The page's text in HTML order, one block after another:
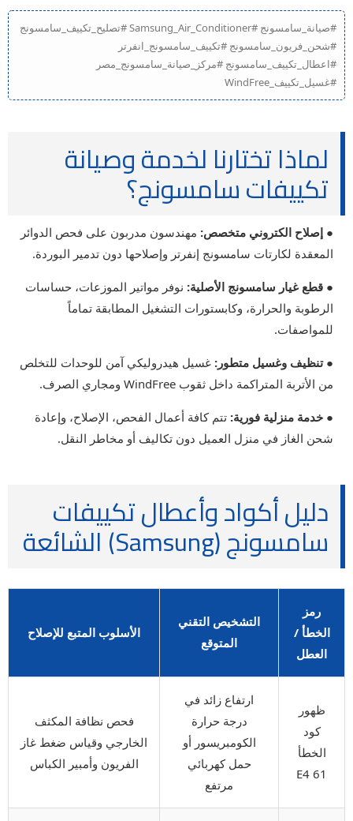
#صيانة_سامسونج #Samsung_Air_Conditioner #تصليح_تكييف_سامسونج
#شحن_فريون_سامسونج #تكييف_سامسونج_انفرتر
#اعطال_تكييف_سامسونج #مركز_صيانة_سامسونج_مصر
#غسيل_تكييف_WindFree
لماذا تختارنا لخدمة وصيانة
تكييفات سامسونج؟
● إصلاح الكتروني متخصص: مهندسون مدربون على فحص الدوائر
المعقدة لكارتات سامسونج إنفرتر وإصلاحها دون تدمير البوردة.
● قطع غيار سامسونج الأصلية: نوفر مواتير الموزعات، حساسات
الرطوبة والحرارة، وكابستورات التشغيل المطابقة تماماً
للمواصفات.
● تنظيف وغسيل متطور: غسيل هيدروليكي آمن للوحدات للتخلص
من الأتربة المتراكمة داخل ثقوب WindFree ومجاري الصرف.
● خدمة منزلية فورية: تتم كافة أعمال الفحص، الإصلاح، وإعادة
شحن الغاز في منزل العميل دون تكاليف أو مخاطر النقل.
دليل أكواد وأعطال تكييفات
سامسونج (Samsung) الشائعة
رمز
الخطأ /
العطل
التشخيص التقني
المتوقع
الأسلوب المتبع للإصلاح
ظهور
كود
الخطأ
E4 61
ارتفاع زائد في
درجة حرارة
الكومبريسور أو
حمل كهربائي
مرتفع
فحص نظافة المكثف
الخارجي وقياس ضغط غاز
الفريون وأمبير الكباس